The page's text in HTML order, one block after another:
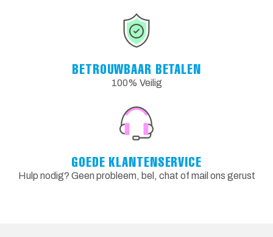
BETROUWBAAR BETALEN
100% Veilig
GOEDE KLANTENSERVICE
Hulp nodig? Geen probleem, bel, chat of mail ons gerust